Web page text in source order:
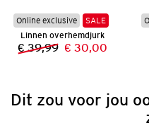
Online exclusive
SALE
Linnen overhemdjurk
Vorige prijs:
€ 39,99 Nieuwe prijs:
€ 30,00
Dit zou voor jou